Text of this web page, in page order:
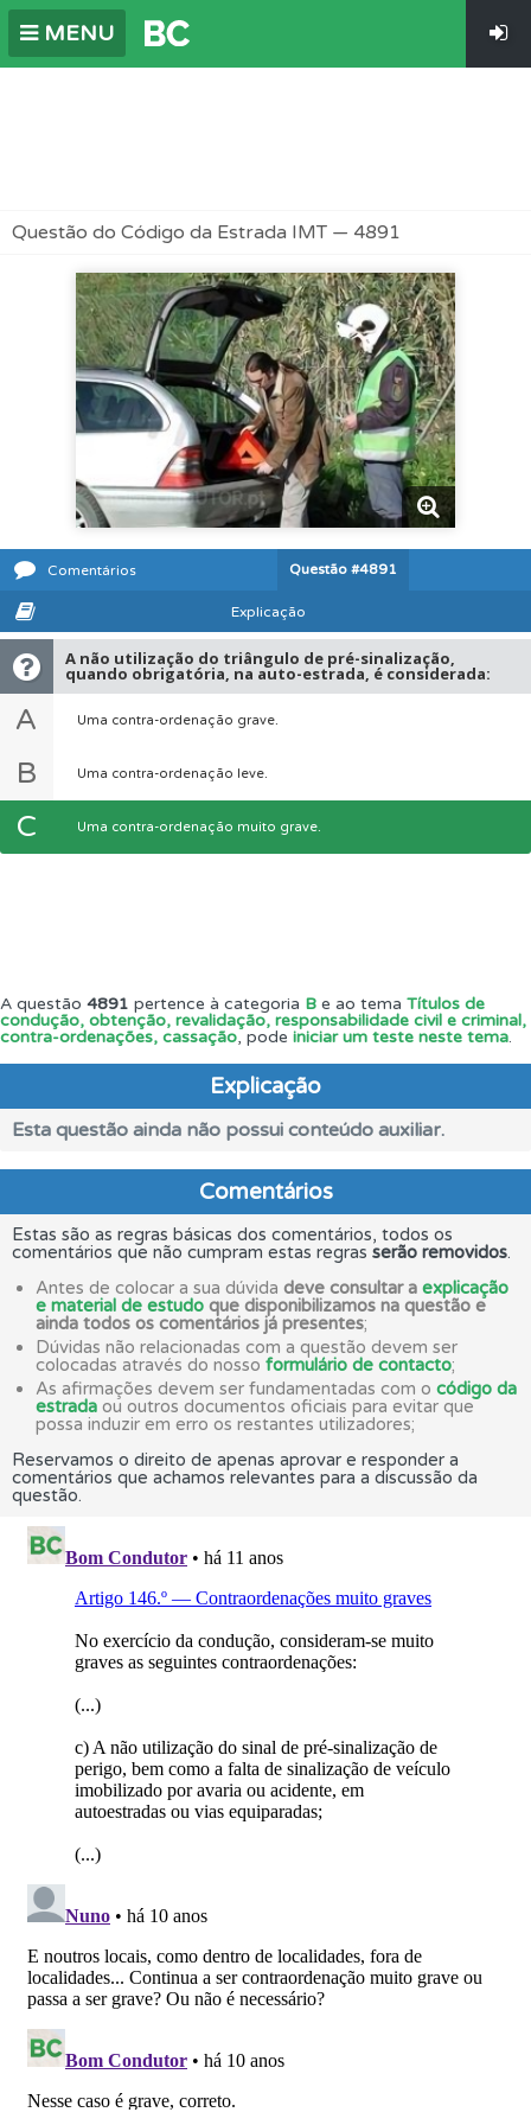
MENU
Questão do Código da Estrada IMT — 4891
Comentários Questão #4891
Explicação
A não utilização do triângulo de pré-sinalização,
quando obrigatória, na auto-estrada, é considerada:
A Uma contra-ordenação grave.
B Uma contra-ordenação leve.
C Uma contra-ordenação muito grave.
A questão 4891 pertence à categoria B e ao tema Títulos de
condução, obtenção, revalidação, responsabilidade civil e criminal,
contra-ordenações, cassação, pode iniciar um teste neste tema.
Explicação
Esta questão ainda não possui conteúdo auxiliar.
Comentários
Estas são as regras básicas dos comentários, todos os
comentários que não cumpram estas regras serão removidos.
Antes de colocar a sua dúvida deve consultar a explicação
e material de estudo que disponibilizamos na questão e
ainda todos os comentários já presentes;
Dúvidas não relacionadas com a questão devem ser
colocadas através do nosso formulário de contacto;
As afirmações devem ser fundamentadas com o código da
estrada ou outros documentos oficiais para evitar que
possa induzir em erro os restantes utilizadores;
Reservamos o direito de apenas aprovar e responder a
comentários que achamos relevantes para a discussão da
questão.